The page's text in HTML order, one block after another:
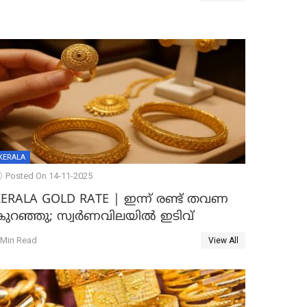
Posted On 14-11-2025
GOLD RATE | ഇന്ന് രണ്ട് തവണ
സ്വർണവിലയിൽ ഇടിവ്
Read View All